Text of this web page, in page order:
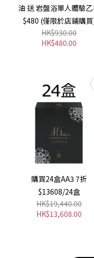
油 送 岩盤浴單人體驗
$480 (僅限於店鋪購
HK$930.00
HK$480.00
購買24盒AA3 7折
$13608/24盒
HK$19,440.00
HK$13,608.00